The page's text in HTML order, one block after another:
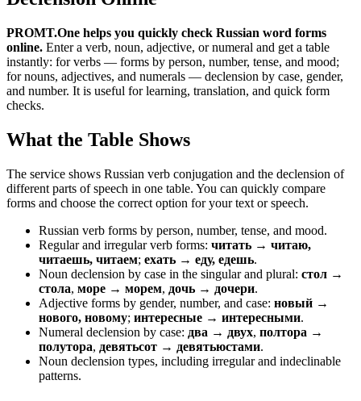
PROMT.One helps you quickly check Russian word forms
online. Enter a verb, noun, adjective, or numeral and get a table
instantly: for verbs — forms by person, number, tense, and mood;
for nouns, adjectives, and numerals — declension by case, gender,
and number. It is useful for learning, translation, and quick form
checks.
What the Table Shows
The service shows Russian verb conjugation and the declension of
different parts of speech in one table. You can quickly compare
forms and choose the correct option for your text or speech.
Russian verb forms by person, number, tense, and mood.
Regular and irregular verb forms: читать → читаю,
читаешь, читаем; ехать → еду, едешь.
Noun declension by case in the singular and plural: стол →
стола, море → морем, дочь → дочери.
Adjective forms by gender, number, and case: новый →
нового, новому; интересные → интересными.
Numeral declension by case: два → двух, полтора →
полутора, девятьсот → девятьюстами.
Noun declension types, including irregular and indeclinable
patterns.